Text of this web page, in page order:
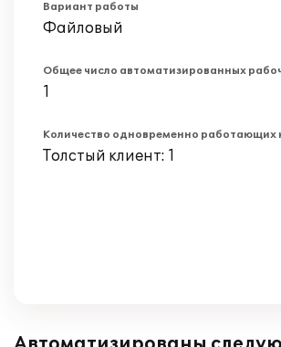
Вариант работы
Файловый
Общее число автоматизированных
1
Количество одновременно работающих
Толстый клиент: 1